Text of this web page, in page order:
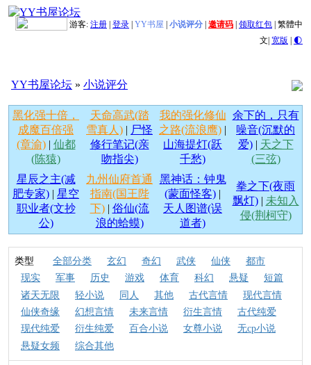
游客: 注册 登录 YY书屋 小说评分 邀请码 领取红包 繁體中
文| 宽版 | 🌓
YY书屋论坛 » 小说评分
黑化强十倍，
成魔百倍强
(章渝)| 仙都
(陈猿)
天命高武(踏
雪真人) | 尸怪
修行笔记(亲
吻指尖)
我的强化修仙
之路(流浪鹰) |
山海提灯(跃
千愁)
余下的，只有
噪音(沉默的
爱)| 天之下
(三弦)
星辰之主(减
肥专家) | 星空
职业者(文抄
公)
九州仙府首通
指南(国王陛
下)| 俗仙(流
浪的蛤蟆)
黑神话：钟鬼
(蒙面怪客) |
天人图谱(误
道者)
拳之下(夜雨
飘灯)| 未知入
侵(荆柯守)
类型 全部分类 玄幻 奇幻 武侠 仙侠
都市
现实
军事 历史 游戏 体育 科幻 悬疑
短篇
诸天无限
轻小说 同人 其他 古代言情
现代言情
仙侠奇缘
幻想言情 未来言情 衍生言情
古代纯爱
现代纯爱
衍生纯爱 百合小说 女尊小说
无cp小说
悬疑女频
综合其他